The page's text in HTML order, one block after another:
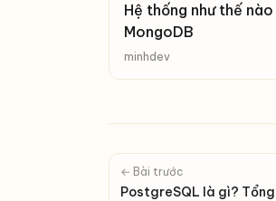
Hệ thống như thế
MongoDB
minhdev
← Bài trước
PostgreSQL là gì?